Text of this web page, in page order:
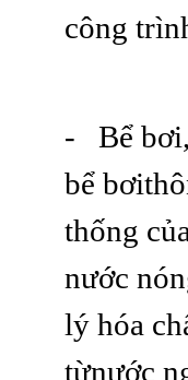
công
- Bể bơi,
bể
thống
nước
lý hóa
từnước